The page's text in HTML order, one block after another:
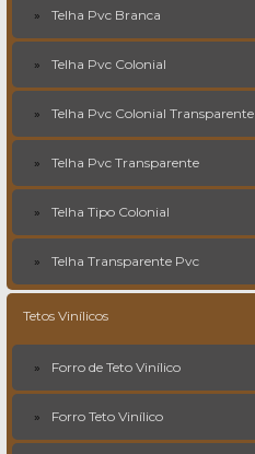
Telha Pvc Branca
Telha Pvc Colonial
Telha Pvc Colonial Transparente
Telha Pvc Transparente
Telha Tipo Colonial
Telha Transparente Pvc
Tetos Vinílicos
Forro de Teto Vinílico
Forro Teto Vinílico